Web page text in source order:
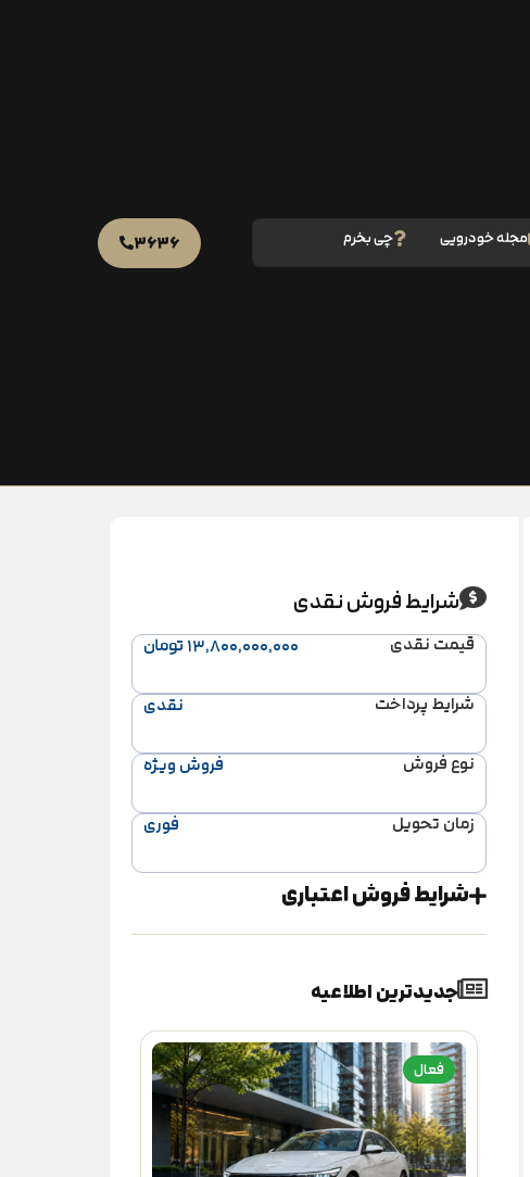
مجله خودرویی چی بخرم ۳۶۳۶
شرایط فروش نقدی
قیمت نقدی
۱۳,۸۰۰,۰۰۰,۰۰۰ تومان
شرایط پرداخت
نقدی
نوع فروش
فروش ویژه
زمان تحویل
فوری
شرایط فروش اعتباری
جدیدترین اطلاعیه
فعال